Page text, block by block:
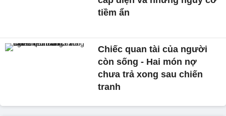
tiềm ẩn
Chiếc quan tài của người
còn sống - Hai món nợ
chưa trả xong sau chiến
tranh